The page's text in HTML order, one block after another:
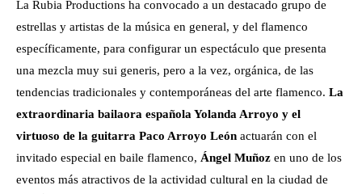
La Rubia Productions ha convocado a un destacado grupo de
estrellas y artistas de la música en general, y del flamenco
específicamente, para configurar un espectáculo que presenta
una mezcla muy sui generis, pero a la vez, orgánica, de las
tendencias tradicionales y contemporáneas del arte flamenco. La
extraordinaria bailaora española Yolanda Arroyo y el
virtuoso de la guitarra Paco Arroyo León actuarán con el
invitado especial en baile flamenco, Ángel Muñoz en uno de los
eventos más atractivos de la actividad cultural en la ciudad de